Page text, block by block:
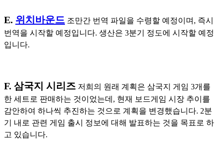
E. 위치바운드 조만간 번역 파일을 수령할 예정이며, 즉시
번역을 시작할 예정입니다. 생산은 3분기 정도에 시작할 예정
입니다.
F. 삼국지 시리즈 저희의 원래 계획은 삼국지 게임 3개를
한 세트로 판매하는 것이었는데, 현재 보드게임 시장 추이를
감안하여 하나씩 추진하는 것으로 계획을 변경했습니다. 2분
기 내로 관련 게임 출시 정보에 대해 발표하는 것을 목표로 하
고 있습니다.